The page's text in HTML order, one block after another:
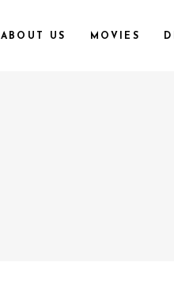
ABOUT US MOVIES